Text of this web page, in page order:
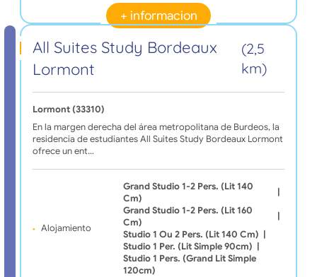
+ informacion
All Suites Study Bordeaux
Lormont
(2,5
km)
Lormont (33310)
En la margen derecha del área metropolitana de Burdeos, la
residencia de estudiantes All Suites Study Bordeaux Lormont
ofrece un ent…
Alojamiento
Grand Studio 1-2 Pers. (lit 140
Cm)
Grand Studio 1-2 Pers. (lit 160
Cm)
Studio 1 Ou 2 Pers. (lit 140 Cm)
Studio 1 Per. (lit Simple 90cm)
Studio 1 Pers. (grand Lit Simple
120cm)